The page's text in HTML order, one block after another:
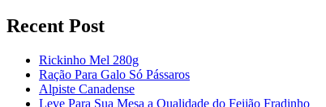
Recent Post
Rickinho Mel 280g
Ração Para Galo Só Pássaros
Alpiste Canadense
Leve Para Sua Mesa a Qualidade do Feijão Fradinho